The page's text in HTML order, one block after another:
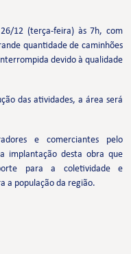
12 (terça-feira) às 7h, com
quantidade de caminhões
devido à qualidade
das atividades, a área será
e comerciantes pelo
implantação desta obra que
para a coletividade e
a população da região.